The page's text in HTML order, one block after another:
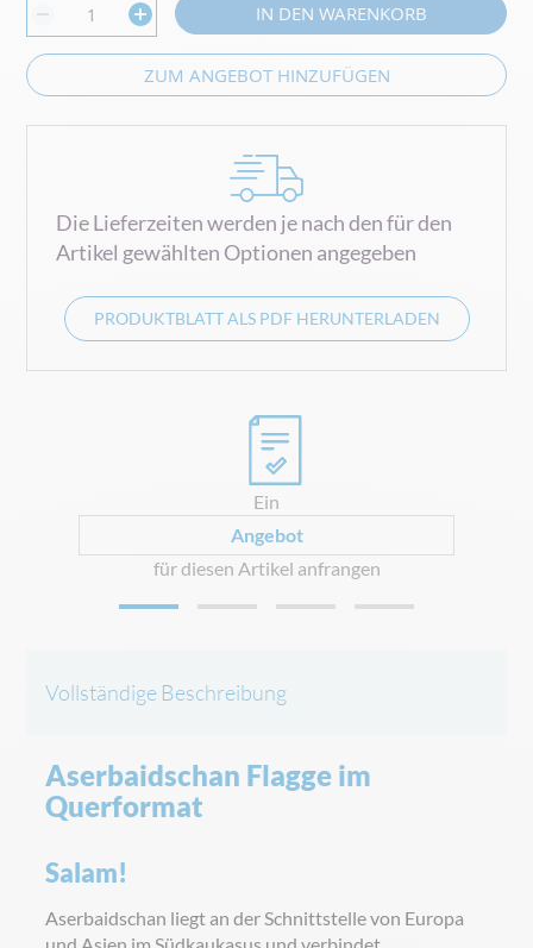
IN DEN WARENKORB
ZUM ANGEBOT HINZUFÜGEN
Die Lieferzeiten werden je nach den für den
Artikel gewählten Optionen angegeben
PRODUKTBLATT ALS PDF HERUNTERLADEN
Ein
Angebot
für diesen Artikel anfrangen
Vollständige Beschreibung
Aserbaidschan Flagge im
Querformat
Salam!
Aserbaidschan liegt an der Schnittstelle von Europa